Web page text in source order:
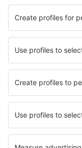
Hotels in Rybnik
Beste hotels - steden
Hotels in Carcavelos
Hotels in Pluvigner
Hotels in Haggatt Hall
Hotels in Aggelika